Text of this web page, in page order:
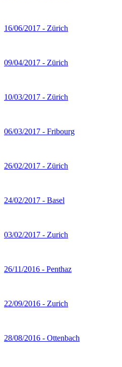
16/06/2017 - Zürich
09/04/2017 - Zürich
10/03/2017 - Zürich
06/03/2017 - Fribourg
26/02/2017 - Zürich
24/02/2017 - Basel
03/02/2017 - Zurich
26/11/2016 - Penthaz
22/09/2016 - Zurich
28/08/2016 - Ottenbach